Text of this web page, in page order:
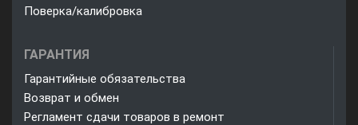
Поверка/калибровка
ГАРАНТИЯ
Гарантийные обязательства
Возврат и обмен
Регламент сдачи товаров в ремонт